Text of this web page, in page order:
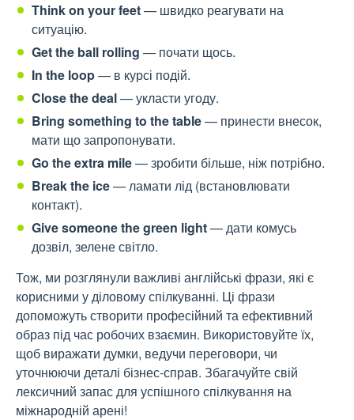
Think on your feet— швидко реагувати на
ситуацію.
Get the ball rolling — почати щось.
In the loop— в курсі подій.
Close the deal— укласти угоду.
Bring something to the table— принести внесок,
мати що запропонувати.
Go the extra mile— зробити більше, ніж потрібно.
Break the ice— ламати лід (встановлювати
контакт).
Give someone the green light— дати комусь
дозвіл, зелене світло.
Тож, ми розглянули важливі англійські фрази, які є
корисними у діловому спілкуванні. Ці фрази
допоможуть створити професійний та ефективний
образ під час робочих взаємин. Використовуйте їх,
щоб виражати думки, ведучи переговори, чи
уточнюючи деталі бізнес-справ. Збагачуйте свій
лексичний запас для успішного спілкування на
міжнародній арені!